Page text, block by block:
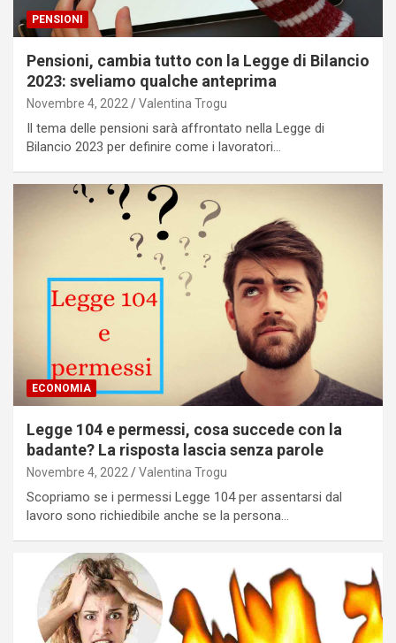
PENSIONI
Pensioni, cambia tutto con la Legge di Bilancio
2023: sveliamo qualche anteprima
Novembre 4, 2022 Valentina Trogu
Il tema delle pensioni sarà affrontato nella Legge di
Bilancio 2023 per definire come i lavoratori…
ECONOMIA
Legge 104 e permessi, cosa succede con la
badante? La risposta lascia senza parole
Novembre 4, 2022 Valentina Trogu
Scopriamo se i permessi Legge 104 per assentarsi dal
lavoro sono richiedibile anche se la persona…